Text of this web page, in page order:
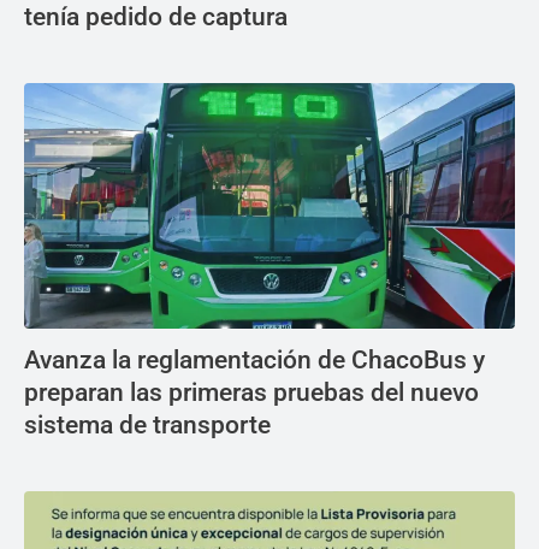
tenía pedido de captura
Avanza la reglamentación de ChacoBus y
preparan las primeras pruebas del nuevo
sistema de transporte